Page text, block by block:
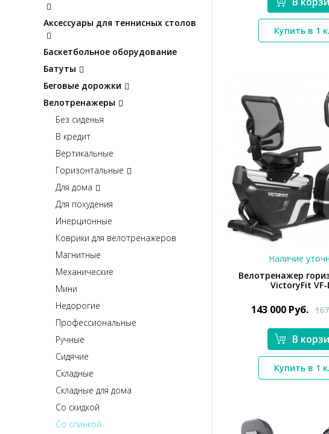
Аксессуары для теннисных столов
Баскетбольное оборудование
Батуты
Беговые дорожки
Велотренажеры
Без сиденья
В кредит
Вертикальные
Горизонтальные
Для дома
Для похудения
Инерционные
Коврики для велотренажеров
Магнитные
Механические
Мини
Недорогие
Профессиональные
Ручные
Сидячие
Складные
Складные для дома
Со скидкой
Со спинкой
*}
Купить в 1
*}
Наличие
Велотренажер
VictoryFit VF-
143 000 Руб.
В
Купить в 1